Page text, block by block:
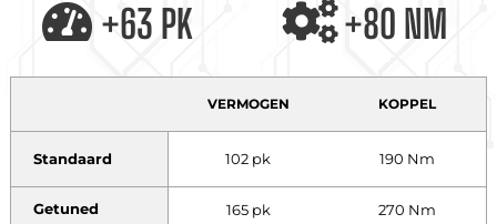
+63 PK +80 NM
VERMOGEN KOPPEL
Standaard 102 pk 190 Nm
Getuned 165 pk 270 Nm